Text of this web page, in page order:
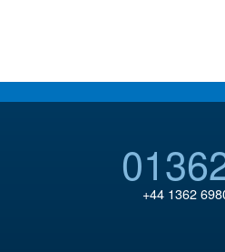
+44 1362